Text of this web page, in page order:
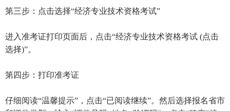
第三步：点击选择“经济专业技术资格考试”
进入准考证打印页面后，点击“经济专业技术资格考试 (点击
选择)”。
第四步：打印准考证
仔细阅读“温馨提示”，点击“已阅读继续”。然后选择报名省市